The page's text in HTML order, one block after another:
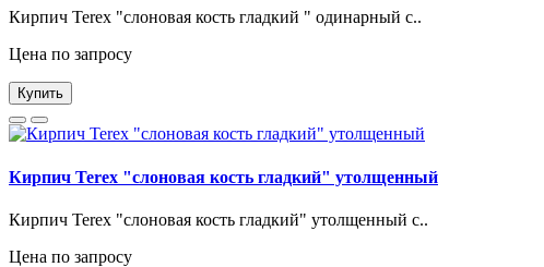
Кирпич Terex "слоновая кость гладкий " одинарный с..
Цена по запросу
Купить
Кирпич Terex "слоновая кость гладкий" утолщенный
Кирпич Terex "слоновая кость гладкий" утолщенный с..
Цена по запросу